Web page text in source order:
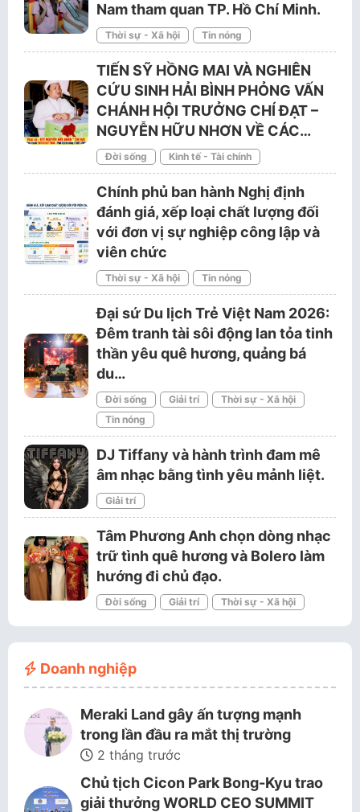
Nam tham quan TP. Hồ Chí Minh.
Thời sự - Xã hội Tin nóng
TIẾN SỸ HỒNG MAI VÀ NGHIÊN
CỨU SINH HẢI BÌNH PHỎNG VẤN
CHÁNH HỘI TRƯỞNG CHÍ ĐẠT –
NGUYỄN HỮU NHƠN VỀ CÁC…
Đời sống Kinh tế - Tài chính
Chính phủ ban hành Nghị định
đánh giá, xếp loại chất lượng đối
với đơn vị sự nghiệp công lập và
viên chức
Thời sự - Xã hội Tin nóng
Đại sứ Du lịch Trẻ Việt Nam 2026:
Đêm tranh tài sôi động lan tỏa tinh
thần yêu quê hương, quảng bá
du…
Đời sống Giải trí
Thời sự - Xã hội
Tin nóng
DJ Tiffany và hành trình đam mê
âm nhạc bằng tình yêu mảnh liệt.
Giải trí
Tâm Phương Anh chọn dòng nhạc
trữ tình quê hương và Bolero làm
hướng đi chủ đạo.
Đời sống Giải trí Thời sự - Xã hội
Doanh nghiệp
Meraki Land gây ấn tượng mạnh
trong lần đầu ra mắt thị trường
2 tháng trước
Chủ tịch Cicon Park Bong-Kyu trao
giải thưởng WORLD CEO SUMMIT